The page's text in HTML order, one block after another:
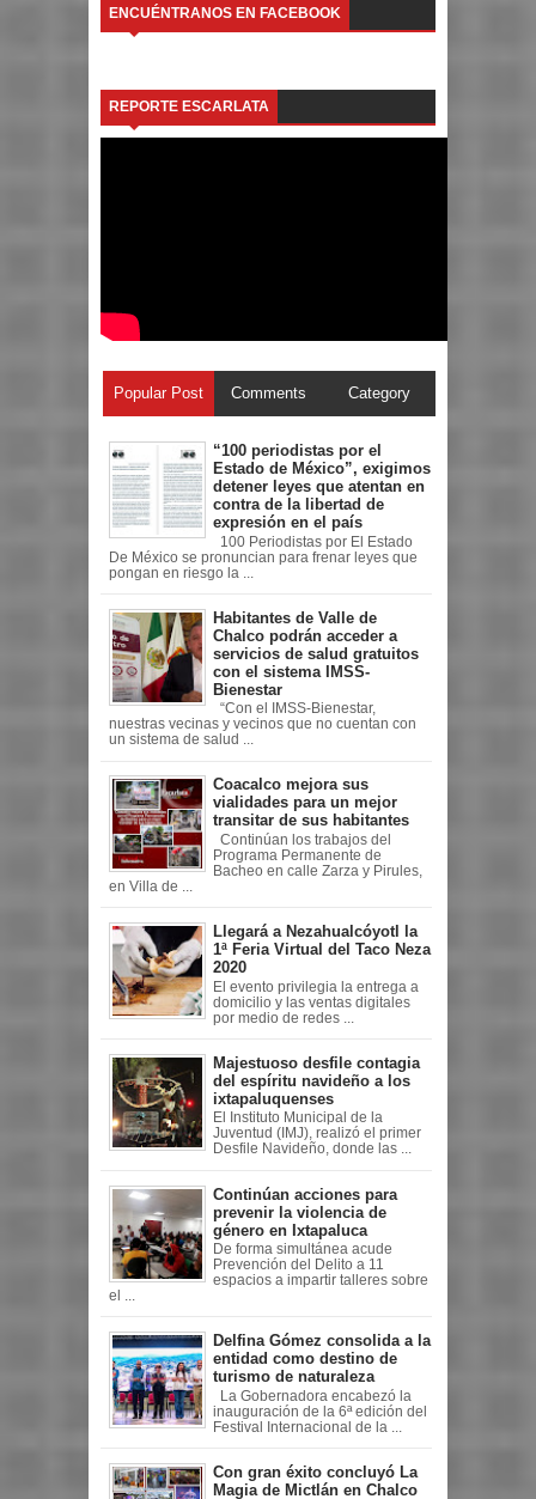
ENCUÉNTRANOS EN FACEBOOK
REPORTE ESCARLATA
Popular Post Comments Category
“100 periodistas por el
Estado de México”, exigimos
detener leyes que atentan en
contra de la libertad de
expresión en el país
100 Periodistas por El Estado
De México se pronuncian para frenar leyes que
pongan en riesgo la ...
Habitantes de Valle de
Chalco podrán acceder a
servicios de salud gratuitos
con el sistema IMSS-
Bienestar
“Con el IMSS-Bienestar,
nuestras vecinas y vecinos que no cuentan con
un sistema de salud ...
Coacalco mejora sus
vialidades para un mejor
transitar de sus habitantes
Continúan los trabajos del
Programa Permanente de
Bacheo en calle Zarza y Pirules,
en Villa de ...
Llegará a Nezahualcóyotl la
1ª Feria Virtual del Taco Neza
2020
El evento privilegia la entrega a
domicilio y las ventas digitales
por medio de redes ...
Majestuoso desfile contagia
del espíritu navideño a los
ixtapaluquenses
El Instituto Municipal de la
Juventud (IMJ), realizó el primer
Desfile Navideño, donde las ...
Continúan acciones para
prevenir la violencia de
género en Ixtapaluca
De forma simultánea acude
Prevención del Delito a 11
espacios a impartir talleres sobre
el ...
Delfina Gómez consolida a la
entidad como destino de
turismo de naturaleza
La Gobernadora encabezó la
inauguración de la 6ª edición del
Festival Internacional de la ...
Con gran éxito concluyó La
Magia de Mictlán en Chalco